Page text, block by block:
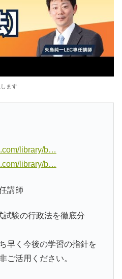
ます
library/b…
library/b…
講師
試験の行政法を徹底分
早く今後の学習の指針を
ご活用ください。